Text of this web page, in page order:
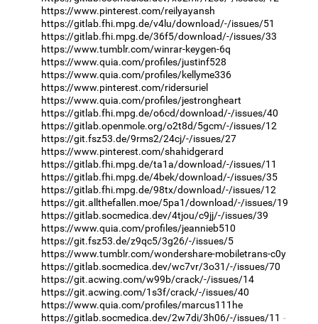
https://www.pinterest.com/reilyayansh
https://gitlab.fhi.mpg.de/v4lu/download/-/issues/51
https://gitlab.fhi.mpg.de/36f5/download/-/issues/33
https://www.tumblr.com/winrar-keygen-6q
https://www.quia.com/profiles/justinf528
https://www.quia.com/profiles/kellyme336
https://www.pinterest.com/ridersuriel
https://www.quia.com/profiles/jestrongheart
https://gitlab.fhi.mpg.de/o6cd/download/-/issues/40
https://gitlab.openmole.org/o2t8d/5gcm/-/issues/12
https://git.fsz53.de/9rms2/24cj/-/issues/27
https://www.pinterest.com/shahidgerard
https://gitlab.fhi.mpg.de/ta1a/download/-/issues/11
https://gitlab.fhi.mpg.de/4bek/download/-/issues/35
https://gitlab.fhi.mpg.de/98tx/download/-/issues/12
https://git.allthefallen.moe/5pa1/download/-/issues/19
https://gitlab.socmedica.dev/4tjou/c9jj/-/issues/39
https://www.quia.com/profiles/jeannieb510
https://git.fsz53.de/z9qc5/3g26/-/issues/5
https://www.tumblr.com/wondershare-mobiletrans-c0y
https://gitlab.socmedica.dev/wc7vr/3o31/-/issues/70
https://git.acwing.com/w99b/crack/-/issues/14
https://git.acwing.com/1s3f/crack/-/issues/40
https://www.quia.com/profiles/marcus111he
https://gitlab.socmedica.dev/2w7di/3h06/-/issues/11